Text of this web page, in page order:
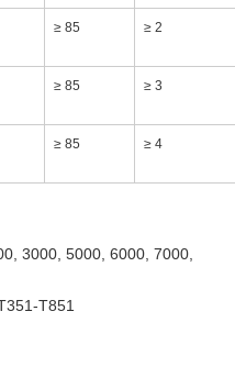
≥ 85 ≥ 2
≥ 85 ≥ 3
≥ 85 ≥ 4
3000, 5000, 6000, 7000,
T851